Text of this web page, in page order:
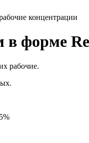
концентрации
в форме
рабочие.